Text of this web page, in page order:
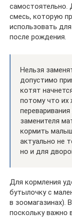
самостоятельно.
смесь, которую
использовать
после рождения.
Нельзя
допустимо
котят
потому что их
заменителя
кормить
актуально не
но и для
Для кормления
бутылочку с
в зоомагазинах).
поскольку важно